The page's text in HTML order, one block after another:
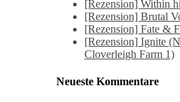
[Rezension] Within
[Rezension] Brutal
[Rezension] Fate &
[Rezension] Ignite
Cloverleigh Farm 1)
Neueste Kommentare